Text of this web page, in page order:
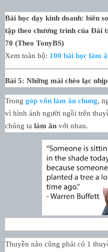
Bài học dạy kinh doanh: biên
tập theo chương trình của Đài
70 (Theo TonyBS)
Xem toàn bộ: 100 bài học làm
Bài 5: Những mái chèo lạc nhịp
Trong góp vốn làm ăn chung,
vì hình ảnh người ngồi trên
chúng ta làm ăn với nhau.
Thuyền nào cũng phải có 1